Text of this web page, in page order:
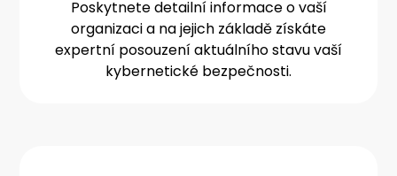
Poskytnete detailní informace o vaší
organizaci a na jejich základě získáte
expertní posouzení aktuálního stavu vaší
kybernetické bezpečnosti.